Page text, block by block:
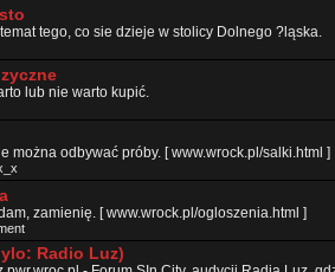
tego, co sie dzieje w stolicy Dolnego ?ląska.
lub nie warto kupić.
można odbywać próby. [ www.wrock.pl/salki.html ]
zamienię. [ www.wrock.pl/ogloszenia.html ]
Radio Luz)